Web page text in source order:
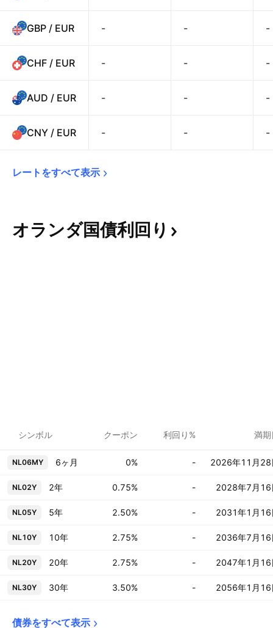
GBP / EUR - - -
CHF / EUR - - -
AUD / EUR - - -
CNY / EUR - - -
レートをすべて表示
オランダ国債利回り
シンボル クーポン 利回り% 満期
NL06MY 6ヶ月 0% - 2026年11月28
NL02Y 2年 0.75% - 2028年7月16
NL05Y 5年 2.50% - 2031年1月16
NL10Y 10年 2.75% - 2036年7月16
NL20Y 20年 2.75% - 2047年1月16
NL30Y 30年 3.50% - 2056年1月16
債券をすべて表示